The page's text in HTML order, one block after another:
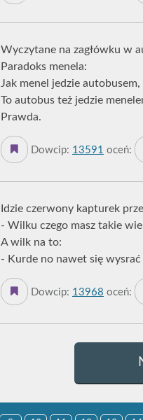
Wyczytane na zagłówku w
Paradoks menela:
Jak menel jedzie autobusem,
To autobus też jedzie
Prawda.
Dowcip: 13591 oceń:
Idzie czerwony kapturek
- Wilku czego masz takie
A wilk na to:
- Kurde no nawet się
Dowcip: 13968 oceń: